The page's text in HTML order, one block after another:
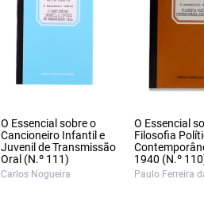
O Essencial sobre o
Cancioneiro Infantil e
Juvenil de Transmissão
Oral (N.º 111)
Carlos Nogueira
O Essencial
Filosofia
1940 (N.º
Paulo Ferreira